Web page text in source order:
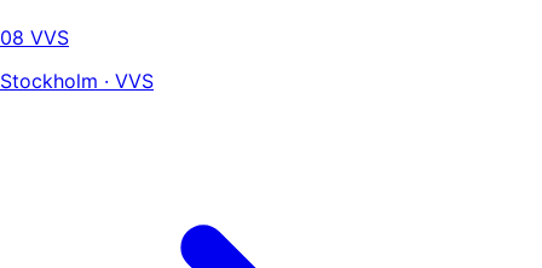
08 VVS
Stockholm · VVS